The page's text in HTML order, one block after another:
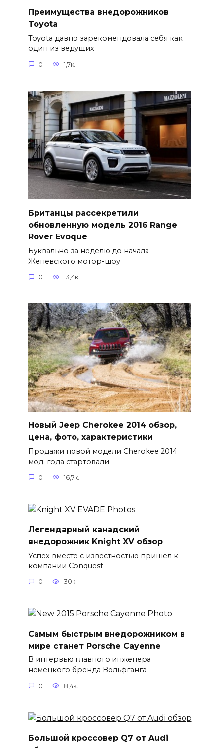
Преимущества внедорожников
Toyota
Toyota давно зарекомендовала себя как
один из ведущих
0 1,7к.
Британцы рассекретили
обновленную модель 2016 Range
Rover Evoque
Буквально за неделю до начала
Женевского мотор-шоу
0 13,4к.
Новый Jeep Cherokee 2014 обзор,
цена, фото, характеристики
Продажи новой модели Cherokee 2014
мод. года стартовали
0 16,7к.
Легендарный канадский
внедорожник Knight XV обзор
Успех вместе с известностью пришел к
компании Conquest
0 30к.
Самым быстрым внедорожником в
мире станет Porsche Cayenne
В интервью главного инженера
немецкого бренда Вольфганга
0 8,4к.
Большой кроссовер Q7 от Audi